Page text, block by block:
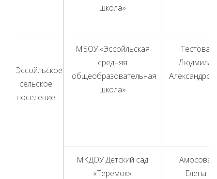
школа»
Эссойльское
сельское
поселение
МБОУ «Эссойльская
средняя
общеобразовательная
школа»
Тестова
Людмила
МКДОУ Детский сад
«Теремок»
Амосова
Елена